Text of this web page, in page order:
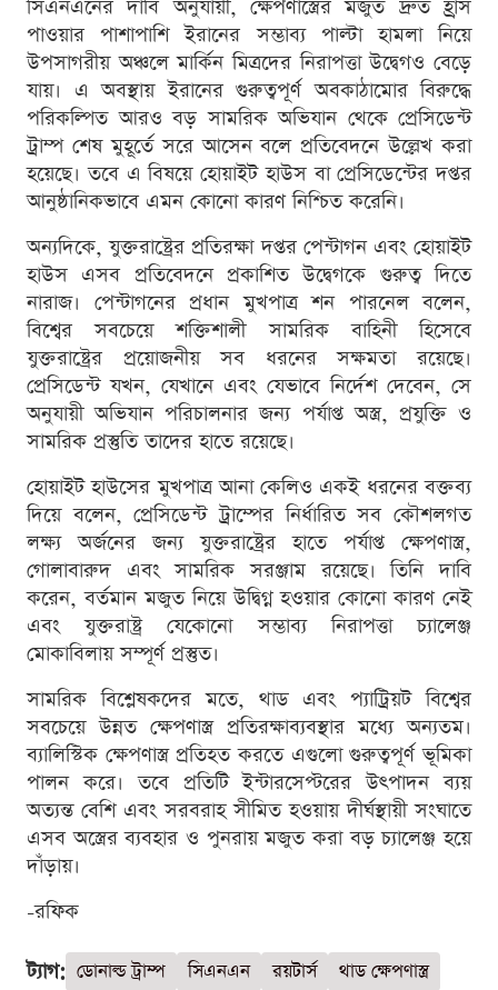
সিএনএনের দাবি অনুযায়ী, ক্ষেপণাস্ত্রের মজুত দ্রুত হ্রাস
পাওয়ার পাশাপাশি ইরানের সম্ভাব্য পাল্টা হামলা নিয়ে
উপসাগরীয় অঞ্চলে মার্কিন মিত্রদের নিরাপত্তা উদ্বেগও বেড়ে
যায়। এ অবস্থায় ইরানের গুরুত্বপূর্ণ অবকাঠামোর বিরুদ্ধে
পরিকল্পিত আরও বড় সামরিক অভিযান থেকে প্রেসিডেন্ট
ট্রাম্প শেষ মুহূর্তে সরে আসেন বলে প্রতিবেদনে উল্লেখ করা
হয়েছে। তবে এ বিষয়ে হোয়াইট হাউস বা প্রেসিডেন্টের দপ্তর
আনুষ্ঠানিকভাবে এমন কোনো কারণ নিশ্চিত করেনি।
অন্যদিকে, যুক্তরাষ্ট্রের প্রতিরক্ষা দপ্তর পেন্টাগন এবং হোয়াইট
হাউস এসব প্রতিবেদনে প্রকাশিত উদ্বেগকে গুরুত্ব দিতে
নারাজ। পেন্টাগনের প্রধান মুখপাত্র শন পারনেল বলেন,
বিশ্বের সবচেয়ে শক্তিশালী সামরিক বাহিনী হিসেবে
যুক্তরাষ্ট্রের প্রয়োজনীয় সব ধরনের সক্ষমতা রয়েছে।
প্রেসিডেন্ট যখন, যেখানে এবং যেভাবে নির্দেশ দেবেন, সে
অনুযায়ী অভিযান পরিচালনার জন্য পর্যাপ্ত অস্ত্র, প্রযুক্তি ও
সামরিক প্রস্তুতি তাদের হাতে রয়েছে।
হোয়াইট হাউসের মুখপাত্র আনা কেলিও একই ধরনের বক্তব্য
দিয়ে বলেন, প্রেসিডেন্ট ট্রাম্পের নির্ধারিত সব কৌশলগত
লক্ষ্য অর্জনের জন্য যুক্তরাষ্ট্রের হাতে পর্যাপ্ত ক্ষেপণাস্ত্র,
গোলাবারুদ এবং সামরিক সরঞ্জাম রয়েছে। তিনি দাবি
করেন, বর্তমান মজুত নিয়ে উদ্বিগ্ন হওয়ার কোনো কারণ নেই
এবং যুক্তরাষ্ট্র যেকোনো সম্ভাব্য নিরাপত্তা চ্যালেঞ্জ
মোকাবিলায় সম্পূর্ণ প্রস্তুত।
সামরিক বিশ্লেষকদের মতে, থাড এবং প্যাট্রিয়ট বিশ্বের
সবচেয়ে উন্নত ক্ষেপণাস্ত্র প্রতিরক্ষাব্যবস্থার মধ্যে অন্যতম।
ব্যালিস্টিক ক্ষেপণাস্ত্র প্রতিহত করতে এগুলো গুরুত্বপূর্ণ ভূমিকা
পালন করে। তবে প্রতিটি ইন্টারসেপ্টরের উৎপাদন ব্যয়
অত্যন্ত বেশি এবং সরবরাহ সীমিত হওয়ায় দীর্ঘস্থায়ী সংঘাতে
এসব অস্ত্রের ব্যবহার ও পুনরায় মজুত করা বড় চ্যালেঞ্জ হয়ে
দাঁড়ায়।
-রফিক
ট্যাগ: ডোনাল্ড ট্রাম্প সিএনএন রয়টার্স
থাড ক্ষেপণাস্ত্র